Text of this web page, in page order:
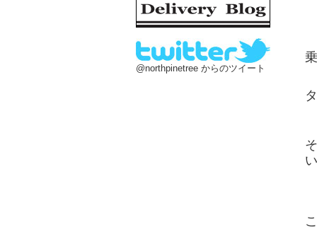
@northpinetree からのツイート